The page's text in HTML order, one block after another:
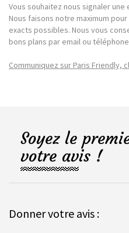
Vous souhaitez nous signaler une
Nous faisons notre maximum
exacts possibles. Nous vous
bons plans par email ou
Communiquez sur Paris Friendly,
Soyez le
votre avis !
Donner votre avis :